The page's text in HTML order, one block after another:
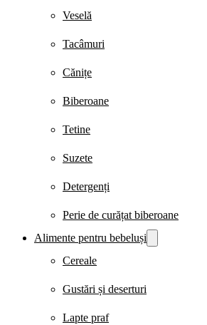
Veselă
Tacâmuri
Cănițe
Biberoane
Tetine
Suzete
Detergenți
Perie de curățat biberoane
Alimente pentru bebeluși
Cereale
Gustări și deserturi
Lapte praf